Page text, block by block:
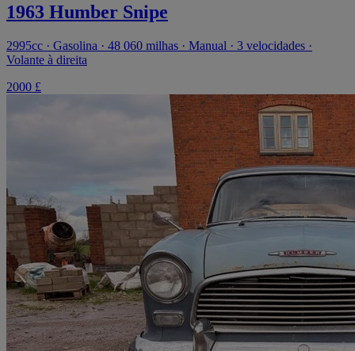
1963 Humber Snipe
2995cc · Gasolina · 48 060 milhas · Manual · 3 velocidades ·
Volante à direita
2000 £